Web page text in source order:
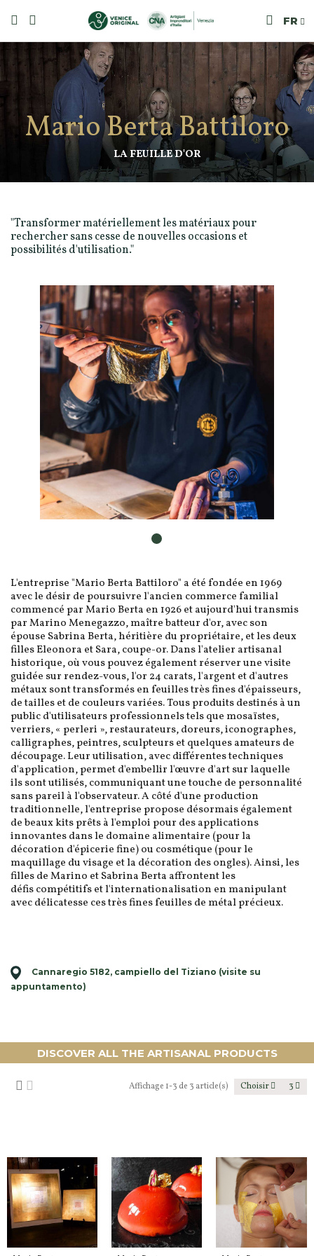
FR
Mario Berta Battiloro
LA FEUILLE D'OR
"Transformer matériellement les matériaux pour
rechercher sans cesse de nouvelles occasions et
possibilités d'utilisation."
L'entreprise "Mario Berta Battiloro" a été fondée en 1969
avec le désir de poursuivre l'ancien commerce familial
commencé par Mario Berta en 1926 et aujourd'hui transmis
par Marino Menegazzo, maître batteur d'or, avec son
épouse Sabrina Berta, héritière du propriétaire, et les deux
filles Eleonora et Sara, coupe-or. Dans l'atelier artisanal
historique, où vous pouvez également réserver une visite
guidée sur rendez-vous, l'or 24 carats, l'argent et d'autres
métaux sont transformés en feuilles très fines d'épaisseurs,
de tailles et de couleurs variées. Tous produits destinés à un
public d'utilisateurs professionnels tels que mosaïstes,
verriers, « perleri », restaurateurs, doreurs, iconographes,
calligraphes, peintres, sculpteurs et quelques amateurs de
découpage. Leur utilisation, avec différentes techniques
d'application, permet d'embellir l'œuvre d'art sur laquelle
ils sont utilisés, communiquant une touche de personnalité
sans pareil à l'observateur. A côté d'une production
traditionnelle, l'entreprise propose désormais également
de beaux kits prêts à l'emploi pour des applications
innovantes dans le domaine alimentaire (pour la
décoration d'épicerie fine) ou cosmétique (pour le
maquillage du visage et la décoration des ongles). Ainsi, les
filles de Marino et Sabrina Berta affrontent les
défis compétitifs et l'internationalisation en manipulant
avec délicatesse ces très fines feuilles de métal précieux.
Cannaregio 5182, campiello del Tiziano (visite su
appuntamento)
DISCOVER ALL THE ARTISANAL PRODUCTS
Affichage 1-3 de 3 article(s) Choisir 3